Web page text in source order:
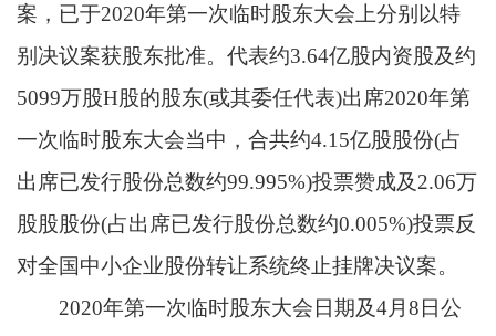
案，已于2020年第一次临时股东大会上分别以特
别决议案获股东批准。代表约3.64亿股内资股及约
5099万股H股的股东(或其委任代表)出席2020年第
一次临时股东大会当中，合共约4.15亿股股份(占
出席已发行股份总数约99.995%)投票赞成及2.06万
股股股份(占出席已发行股份总数约0.005%)投票反
对全国中小企业股份转让系统终止挂牌决议案。
2020年第一次临时股东大会日期及4月8日公